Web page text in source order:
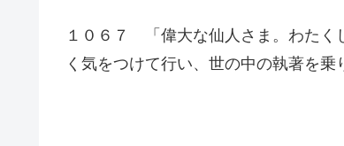
１０６７ 「偉大な仙人さま。わたく
く気をつけて行い、世の中の執著を乗